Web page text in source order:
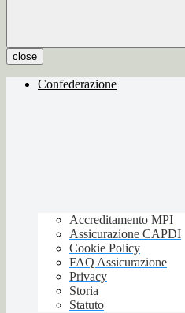
close
Confederazione
Accreditamento MPI
Assicurazione CAPDI
Cookie Policy
FAQ Assicurazione
Privacy
Storia
Statuto